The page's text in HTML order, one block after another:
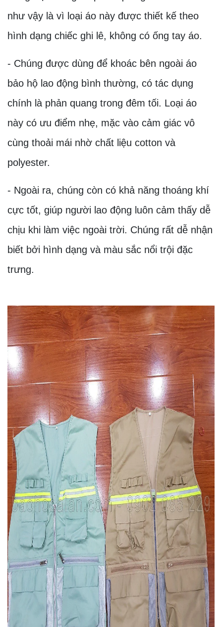
như vậy là vì loại áo này được thiết kế theo
hình dạng chiếc ghi lê, không có ống tay áo.
- Chúng được dùng để khoác bên ngoài áo
bảo hộ lao động bình thường, có tác dụng
chính là phản quang trong đêm tối. Loại áo
này có ưu điểm nhẹ, mặc vào cảm giác vô
cùng thoải mái nhờ chất liệu cotton và
polyester.
- Ngoài ra, chúng còn có khả năng thoáng khí
cực tốt, giúp người lao động luôn cảm thấy dễ
chịu khi làm việc ngoài trời. Chúng rất dễ nhận
biết bởi hình dạng và màu sắc nổi trội đặc
trưng.